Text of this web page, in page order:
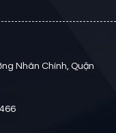
Nhân Chính, Quận